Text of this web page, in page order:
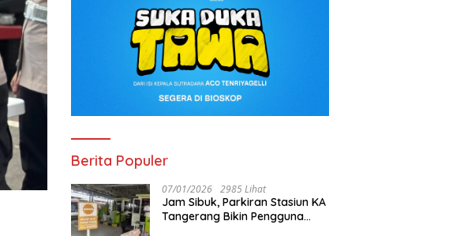
Berita Populer
07/01/2026 2985 Lihat
Jam Sibuk, Parkiran Stasiun KA
Tangerang Bikin Pengguna